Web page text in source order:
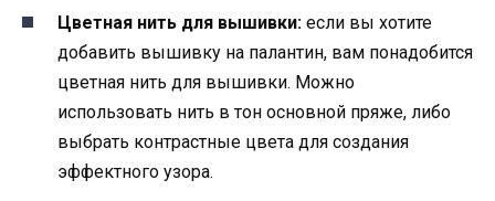
Цветная нить для вышивки: если вы хотите
добавить вышивку на палантин, вам понадобится
цветная нить для вышивки. Можно
использовать нить в тон основной пряже, либо
выбрать контрастные цвета для создания
эффектного узора.